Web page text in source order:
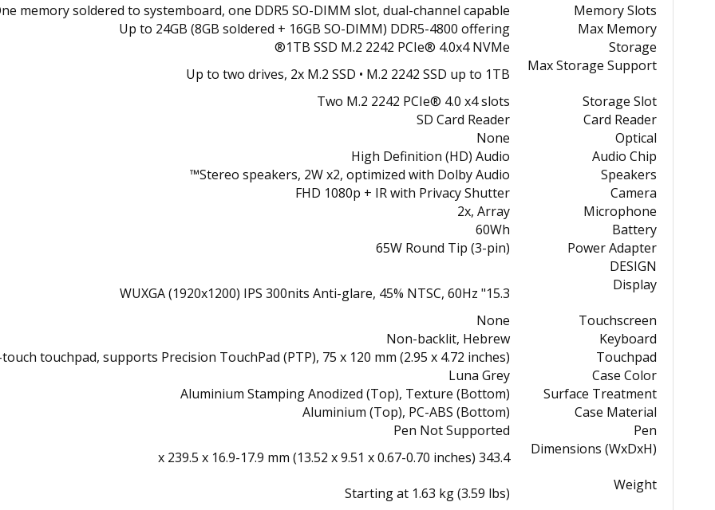
Memory Slots
memory soldered to systemboard, one DDR5 SO-DIMM slot, dual-channel capable
Max Memory
Up to 24GB (8GB soldered + 16GB SO-DIMM) DDR5-4800 offering
Storage
1TB SSD M.2 2242 PCIe® 4.0x4 NVMe®
Max Storage Support
Up to two drives, 2x M.2 SSD • M.2 2242 SSD up to 1TB
Storage Slot
Two M.2 2242 PCIe® 4.0 x4 slots
Card Reader
SD Card Reader
Optical
None
Audio Chip
High Definition (HD) Audio
Speakers
Stereo speakers, 2W x2, optimized with Dolby Audio™
Camera
FHD 1080p + IR with Privacy Shutter
Microphone
2x, Array
Battery
60Wh
Power Adapter
65W Round Tip (3-pin)
DESIGN
Display
15.3" WUXGA (1920x1200) IPS 300nits Anti-glare, 45% NTSC, 60Hz
Touchscreen
None
Keyboard
Non-backlit, Hebrew
Touchpad
touchpad, supports Precision TouchPad (PTP), 75 x 120 mm (2.95 x 4.72 inches)
Case Color
Luna Grey
Surface Treatment
Aluminium Stamping Anodized (Top), Texture (Bottom)
Case Material
Aluminium (Top), PC-ABS (Bottom)
Pen
Pen Not Supported
Dimensions (WxDxH)
343.4 x 239.5 x 16.9-17.9 mm (13.52 x 9.51 x 0.67-0.70 inches)
Weight
Starting at 1.63 kg (3.59 lbs)